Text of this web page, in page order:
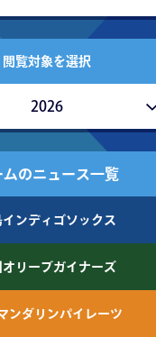
閲覧対象を選択
2026
ムのニュース一覧
インディゴソックス
オリーブガイナーズ
ンダリンパイレーツ